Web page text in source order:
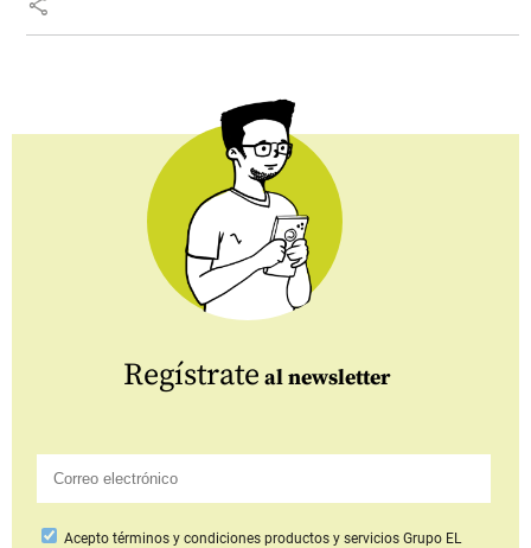
Regístrate al newsletter
Aceptotérminos y condiciones productos y serviciosGrupo EL